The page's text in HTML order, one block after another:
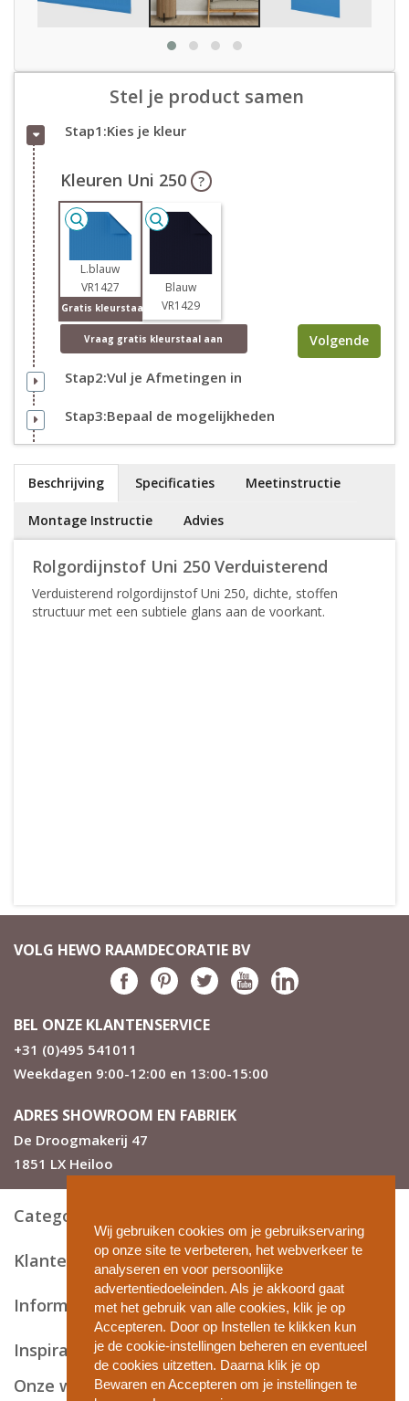
Wij gebruiken cookies om je gebruikservaring
op onze site te verbeteren, het webverkeer te
analyseren en voor persoonlijke
advertentiedoeleinden. Als je akkoord gaat
met het gebruik van alle cookies, klik je op
Accepteren. Door op Instellen te klikken kun
je de cookie-instellingen beheren en eventueel
de cookies uitzetten. Daarna klik je op
Bewaren en Accepteren om je instellingen te
Stel je product samen
Stap1:Kies je kleur
Kleuren Uni 250 ?
L.blauw
VR1427
Gratis kleurstaal
Blauw
VR1429
Vraag gratis kleurstaal aan Volgende
Stap2:Vul je Afmetingen in
Stap3:Bepaal de mogelijkheden
Beschrijving Specificaties Meetinstructie
Montage Instructie Advies
Rolgordijnstof Uni 250 Verduisterend
Verduisterend rolgordijnstof Uni 250, dichte, stoffen
structuur met een subtiele glans aan de voorkant.
VOLG HEWO RAAMDECORATIE BV
BEL ONZE KLANTENSERVICE
+31 (0)495 541011
Weekdagen 9:00-12:00 en 13:00-15:00
ADRES SHOWROOM EN FABRIEK
De Droogmakerij 47
1851 LX Heiloo
Categorieën
Klantenservice
Informatie en tips
Inspiratie
Onze webshops